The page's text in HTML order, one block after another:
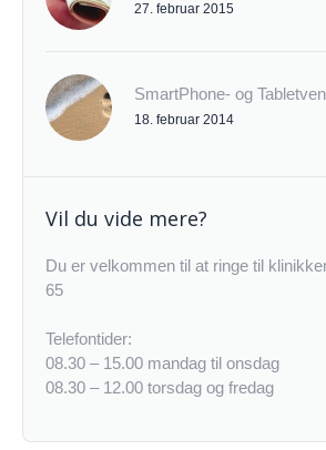
27. februar 2015
SmartPhone- og
18. februar 2014
Vil du vide mere?
Du er velkommen til at ringe til
65
Telefontider:
08.30 – 15.00 mandag til onsdag
08.30 – 12.00 torsdag og fredag